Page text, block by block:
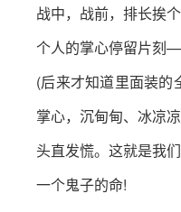
战中，战前，排长挨
个人的掌心停留片刻
(后来才知道里面装的
掌心，沉甸甸、冰凉
头直发慌。这就是我
一个鬼子的命!